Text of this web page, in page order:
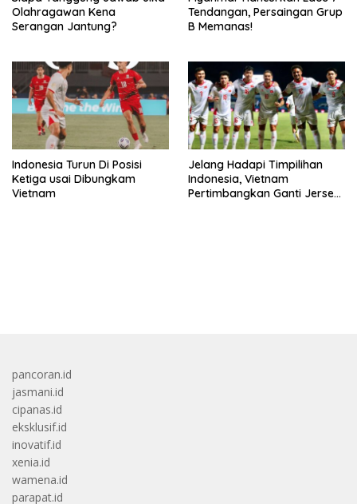
Olahragawan Kena
Serangan Jantung?
Tendangan, Persaingan Grup
B Memanas!
Indonesia Turun Di Posisi
Ketiga usai Dibungkam
Vietnam
Jelang Hadapi Timpilihan
Indonesia, Vietnam
Pertimbangkan Ganti Jersey
pancoran.id
jasmani.id
cipanas.id
eksklusif.id
inovatif.id
xenia.id
wamena.id
parapat.id